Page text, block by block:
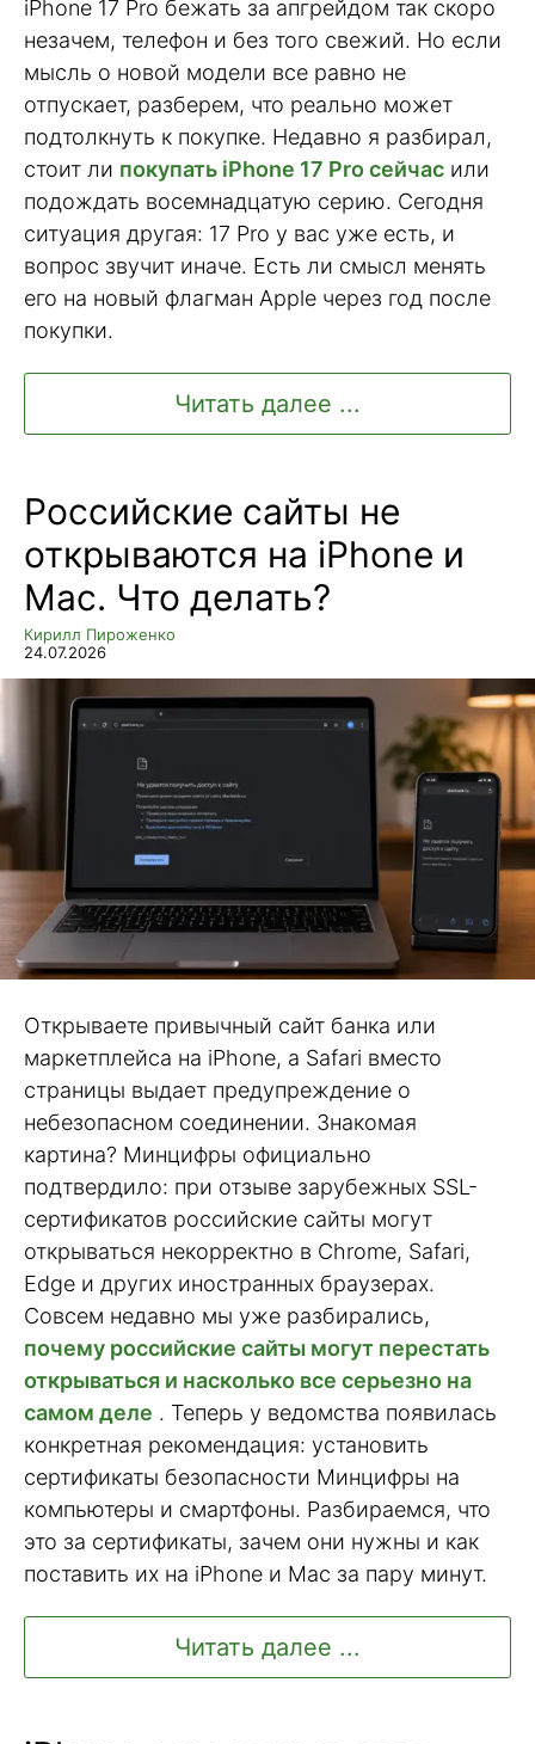
iPhone 17 Pro бежать за апгрейдом так скоро
незачем, телефон и без того свежий. Но если
мысль о новой модели все равно не
отпускает, разберем, что реально может
подтолкнуть к покупке. Недавно я разбирал,
стоит ли покупать iPhone 17 Pro сейчас или
подождать восемнадцатую серию. Сегодня
ситуация другая: 17 Pro у вас уже есть, и
вопрос звучит иначе. Есть ли смысл менять
его на новый флагман Apple через год после
покупки.
Читать далее ...
Российские сайты не
открываются на iPhone и
Mac. Что делать?
Кирилл Пироженко
24.07.2026
Открываете привычный сайт банка или
маркетплейса на iPhone, а Safari вместо
страницы выдает предупреждение о
небезопасном соединении. Знакомая
картина? Минцифры официально
подтвердило: при отзыве зарубежных SSL-
сертификатов российские сайты могут
открываться некорректно в Chrome, Safari,
Edge и других иностранных браузерах.
Совсем недавно мы уже разбирались,
почему российские сайты могут перестать
открываться и насколько все серьезно на
самом деле . Теперь у ведомства появилась
конкретная рекомендация: установить
сертификаты безопасности Минцифры на
компьютеры и смартфоны. Разбираемся, что
это за сертификаты, зачем они нужны и как
поставить их на iPhone и Mac за пару минут.
Читать далее ...